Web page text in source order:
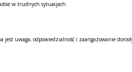
w trudnych sytuacjach.
uwaga, odpowiedzialność i zaangażowanie